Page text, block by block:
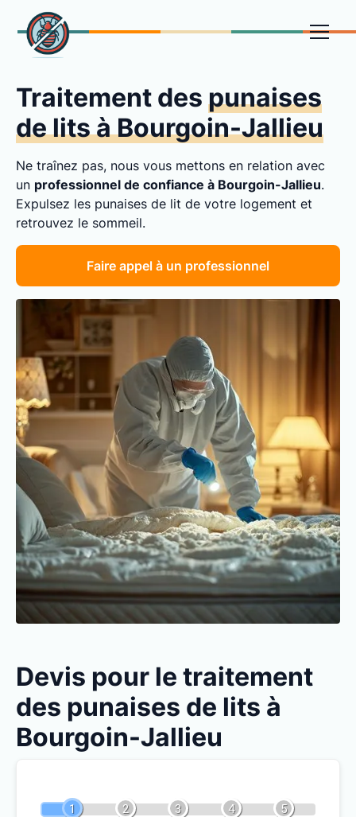
Traitement des punaises
de lits à Bourgoin-Jallieu
Ne traînez pas, nous vous mettons en relation avec
un professionnel de confiance à Bourgoin-Jallieu.
Expulsez les punaises de lit de votre logement et
retrouvez le sommeil.
Faire appel à un professionnel
Devis pour le traitement
des punaises de lits à
Bourgoin-Jallieu
1 2 3 4 5